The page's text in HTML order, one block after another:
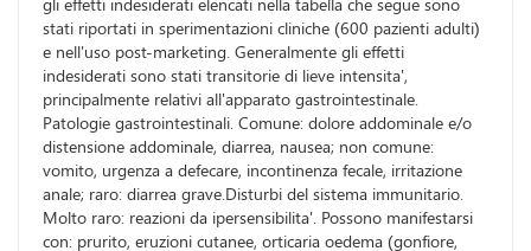
stati riportati in sperimentazioni cliniche (600 pazienti adulti)
e nell'uso post-marketing. Generalmente gli effetti
indesiderati sono stati transitorie di lieve intensita',
principalmente relativi all'apparato gastrointestinale.
Patologie gastrointestinali. Comune: dolore addominale e/o
distensione addominale, diarrea, nausea; non comune:
vomito, urgenza a defecare, incontinenza fecale, irritazione
anale; raro: diarrea grave.Disturbi del sistema immunitario.
Molto raro: reazioni da ipersensibilita'. Possono manifestarsi
con: prurito, eruzioni cutanee, orticaria oedema (gonfiore,